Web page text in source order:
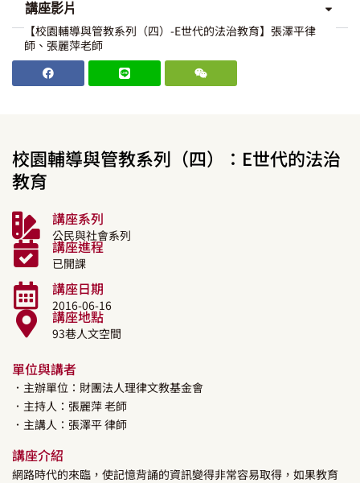
講座影片
【校園輔導與管教系列（四）-E世代的法治教育】張澤平律
師、張麗萍老師
校園輔導與管教系列（四）：E世代的法治
教育
講座系列
公民與社會系列
講座進程
已開課
講座日期
2016-06-16
講座地點
93巷人文空間
單位與講者
．主辦單位：財團法人理律文教基金會
．主持人： 張麗萍老師
．主講人： 張澤平律師
講座介紹
網路時代的來臨，使記憶背誦的資訊變得非常容易取得，如果教育